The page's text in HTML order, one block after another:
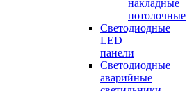
накладные
потолочные
Светодиодные
LED
панели
Светодиодные
аварийные